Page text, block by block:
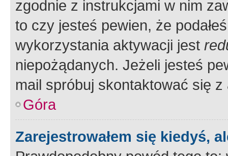
zgodnie z instrukcjami w nim
to czy jesteś pewien, że
wykorzystania aktywacji jest
niepożądanych. Jeżeli jesteś
mail spróbuj skontaktować się
Góra
Zarejestrowałem się kiedyś,